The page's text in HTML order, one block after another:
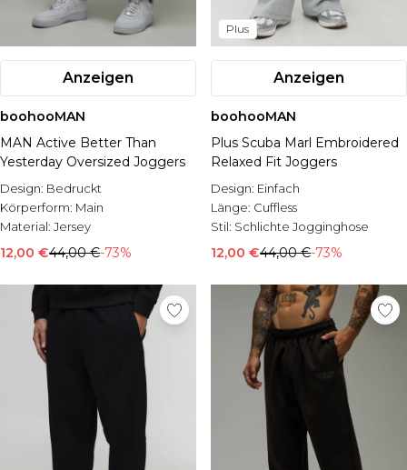
Anzeigen
boohooMAN
MAN Active Better Than
Yesterday Oversized Joggers
Design: Bedruckt
Körperform: Main
Material: Jersey
12,00 €44,00 €-73%
Plus
Anzeigen
boohooMAN
Plus Scuba Marl Embroidered
Relaxed Fit Joggers
Design: Einfach
Länge: Cuffless
Stil: Schlichte Jogginghose
12,00 €44,00 €-73%